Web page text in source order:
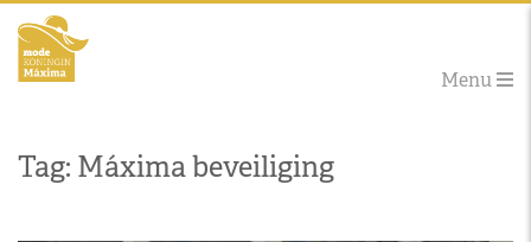
Menu
Tag: Máxima beveiliging